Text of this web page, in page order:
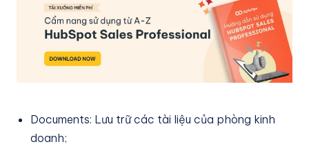
Documents: Lưu trữ các tài liệu của phòng kinh
doanh;